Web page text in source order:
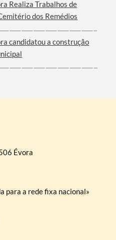
Realiza Trabalhos de
dos Remédios
candidatou a construção
Évora
para a rede fixa nacional»